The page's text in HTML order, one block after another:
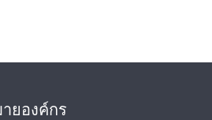
ยองค์กร